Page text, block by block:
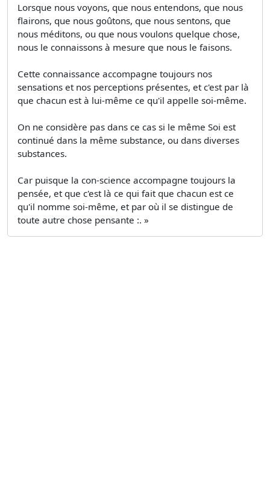
Lorsque nous voyons, que nous entendons, que nous
flairons, que nous goûtons, que nous sentons, que
nous méditons, ou que nous voulons quelque chose,
nous le connaissons à mesure que nous le faisons.
Cette connaissance accompagne toujours nos
sensations et nos perceptions présentes, et c'est par là
que chacun est à lui-même ce qu'il appelle soi-même.
On ne considère pas dans ce cas si le même Soi est
continué dans la même substance, ou dans diverses
substances.
Car puisque la con-science accompagne toujours la
pensée, et que c'est là ce qui fait que chacun est ce
qu'il nomme soi-même, et par où il se distingue de
toute autre chose pensante :. »